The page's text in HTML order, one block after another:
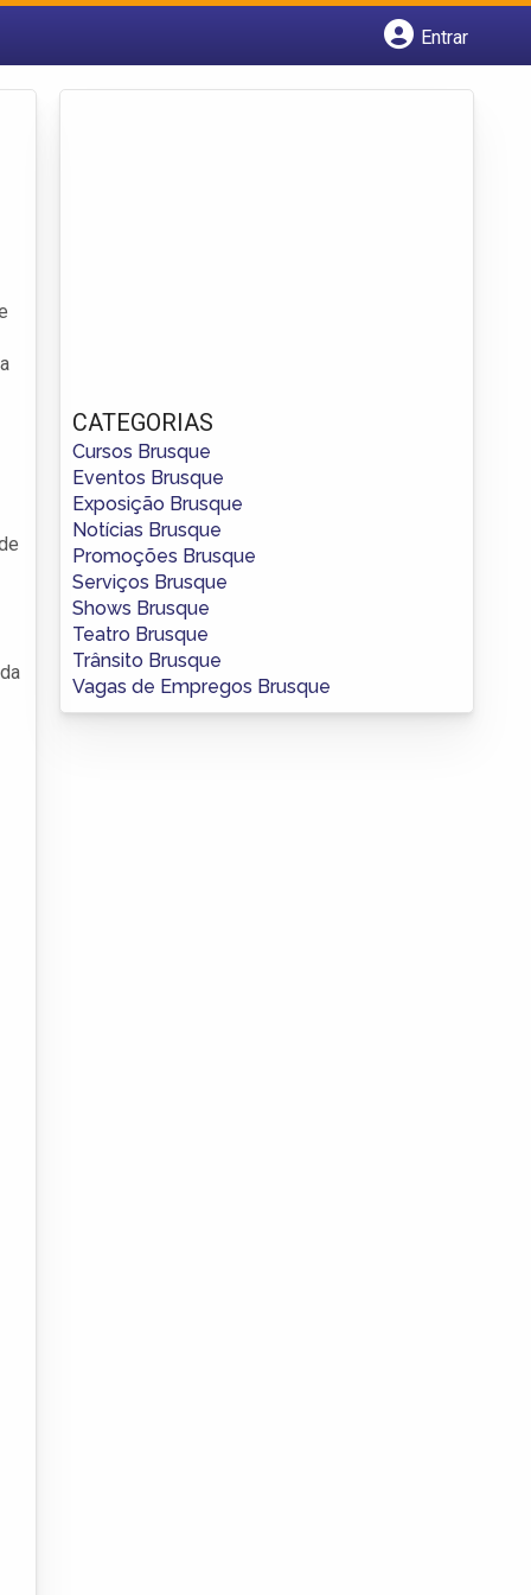
Entrar
CATEGORIAS
Cursos Brusque
Eventos Brusque
Exposição Brusque
Notícias Brusque
Promoções Brusque
Serviços Brusque
Shows Brusque
Teatro Brusque
Trânsito Brusque
Vagas de Empregos Brusque